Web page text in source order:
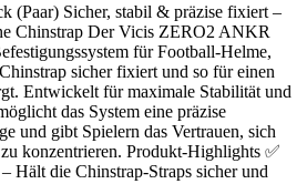
Sicher, stabil & präzise fixiert –
Chinstrap Der Vicis ZERO2 ANKR
für Football-Helme,
sicher fixiert und so für einen
Entwickelt für maximale Stabilität und
das System eine präzise
und gibt Spielern das Vertrauen, sich
konzentrieren. Produkt-Highlights ✅
Hält die Chinstrap-Straps sicher und